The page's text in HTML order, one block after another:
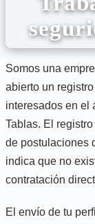
Somos una
abierto un
interesados en el
Tablas. El
de postulaciones
indica que no
contratación
El envío de tu